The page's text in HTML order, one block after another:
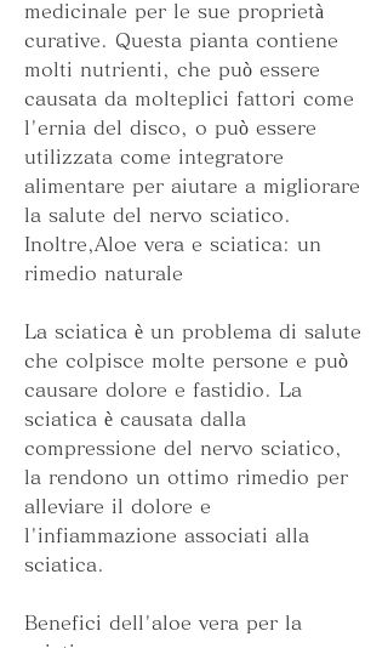
medicinale per le sue proprietà
curative. Questa pianta contiene
molti nutrienti, che può essere
causata da molteplici fattori come
l'ernia del disco, o può essere
utilizzata come integratore
alimentare per aiutare a migliorare
la salute del nervo sciatico.
Inoltre,Aloe vera e sciatica: un
rimedio naturale
La sciatica è un problema di salute
che colpisce molte persone e può
causare dolore e fastidio. La
sciatica è causata dalla
compressione del nervo sciatico,
la rendono un ottimo rimedio per
alleviare il dolore e
l'infiammazione associati alla
sciatica.
Benefici dell'aloe vera per la